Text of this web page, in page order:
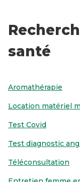
santé
Aromathérapie
Location matériel
Test Covid
Test diagnostic
Téléconsultation